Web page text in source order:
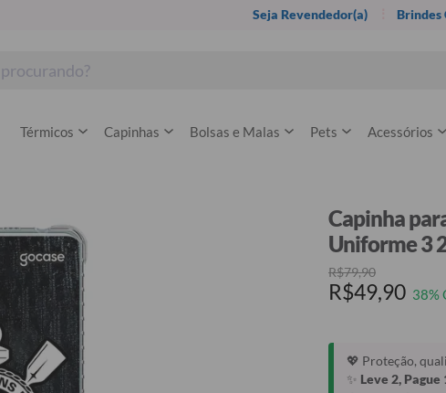
Seja Revendedor(a)
Térmicos Capinhas Bolsas e Malas Pets Acessórios
Capinha
Uniforme 3
R$79,90
R$49,90 38%
💖 Proteção,
✨ Leve 2, Pague